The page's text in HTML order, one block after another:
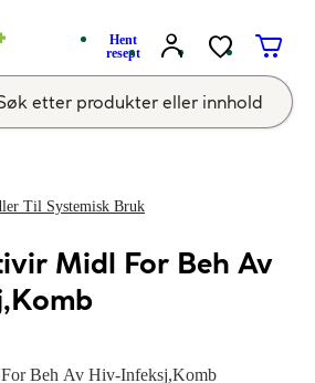
Hent
resept
Til Systemisk Bruk
Midl For Beh Av
Beh Av Hiv-Infeksj,Komb